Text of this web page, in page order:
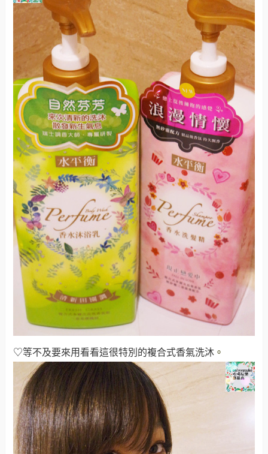
♡等不及要來用看看這很特別的複合式香氣洗沐 。